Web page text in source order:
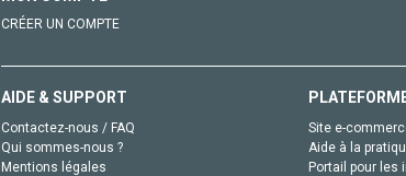
CRÉER UN COMPTE
AIDE & SUPPORT
Contactez-nous / FAQ
Qui sommes-nous ?
Mentions légales
Site e-
Aide à la
Portail pour les